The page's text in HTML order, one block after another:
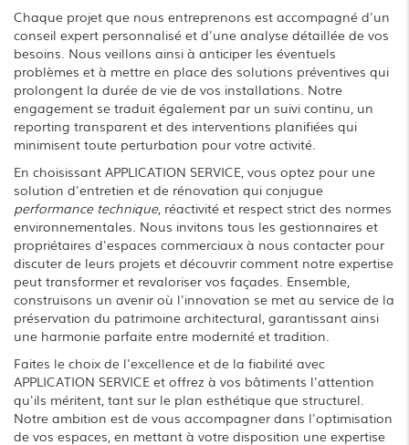
Chaque projet que nous entreprenons est accompagné d'un
conseil expert personnalisé et d'une analyse détaillée de vos
besoins. Nous veillons ainsi à anticiper les éventuels
problèmes et à mettre en place des solutions préventives qui
prolongent la durée de vie de vos installations. Notre
engagement se traduit également par un suivi continu, un
reporting transparent et des interventions planifiées qui
minimisent toute perturbation pour votre activité.
En choisissant APPLICATION SERVICE, vous optez pour une
solution d'entretien et de rénovation qui conjugue
performance technique, réactivité et respect strict des normes
environnementales. Nous invitons tous les gestionnaires et
propriétaires d'espaces commerciaux à nous contacter pour
discuter de leurs projets et découvrir comment notre expertise
peut transformer et revaloriser vos façades. Ensemble,
construisons un avenir où l'innovation se met au service de la
préservation du patrimoine architectural, garantissant ainsi
une harmonie parfaite entre modernité et tradition.
Faites le choix de l'excellence et de la fiabilité avec
APPLICATION SERVICE et offrez à vos bâtiments l'attention
qu'ils méritent, tant sur le plan esthétique que structurel.
Notre ambition est de vous accompagner dans l'optimisation
de vos espaces, en mettant à votre disposition une expertise